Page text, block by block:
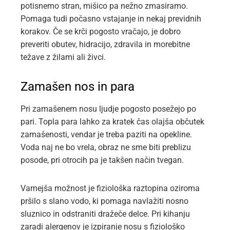
potisnemo stran, mišico pa nežno zmasiramo.
Pomaga tudi počasno vstajanje in nekaj previdnih
korakov. Če se krči pogosto vračajo, je dobro
preveriti obutev, hidracijo, zdravila in morebitne
težave z žilami ali živci.
Zamašen nos in para
Pri zamašenem nosu ljudje pogosto posežejo po
pari. Topla para lahko za kratek čas olajša občutek
zamašenosti, vendar je treba paziti na opekline.
Voda naj ne bo vrela, obraz ne sme biti preblizu
posode, pri otrocih pa je takšen način tvegan.
Varnejša možnost je fiziološka raztopina oziroma
pršilo s slano vodo, ki pomaga navlažiti nosno
sluznico in odstraniti dražeče delce. Pri kihanju
zaradi alergenov je izpiranje nosu s fiziološko